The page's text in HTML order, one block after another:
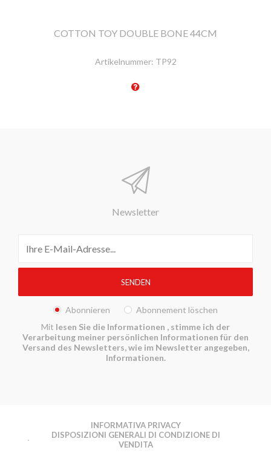
COTTON TOY DOUBLE BONE 44CM
Artikelnummer: TP92
Newsletter
Abonnieren
Abonnement löschen
Mit lesen Sie die Informationen , stimme ich der
Verarbeitung meiner persönlichen Informationen für den
Versand des Newsletters, wie im Newsletter angegeben,
Informationen.
INFORMATIVA PRIVACY
DISPOSIZIONI GENERALI DI CONDIZIONE DI
VENDITA